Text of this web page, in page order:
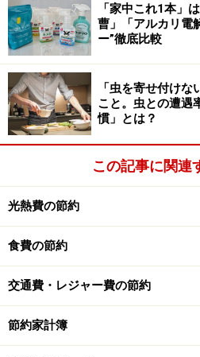
「家中これ1本」
曹」「アルカリ電
ー”徹底比較
「虫を寄せ付け
こと。虫との遭遇
慣」とは？
この記事に関連
光熱費の節約
食費の節約
交通費・レジャー費の節約
節約家計簿